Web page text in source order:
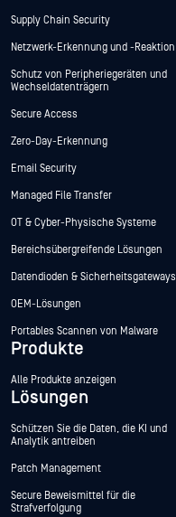
Supply Chain Security
Netzwerk-Erkennung und -Reaktion
Schutz von Peripheriegeräten und
Wechseldatenträgern
Secure Access
Zero-Day-Erkennung
Email Security
Managed File Transfer
OT & Cyber-Physische Systeme
Bereichsübergreifende Lösungen
Datendioden & Sicherheitsgateways
OEM-Lösungen
Portables Scannen von Malware
Produkte
Alle Produkte anzeigen
Lösungen
Schützen Sie die Daten, die KI und
Analytik antreiben
Patch Management
Secure Beweismittel für die
Strafverfolgung